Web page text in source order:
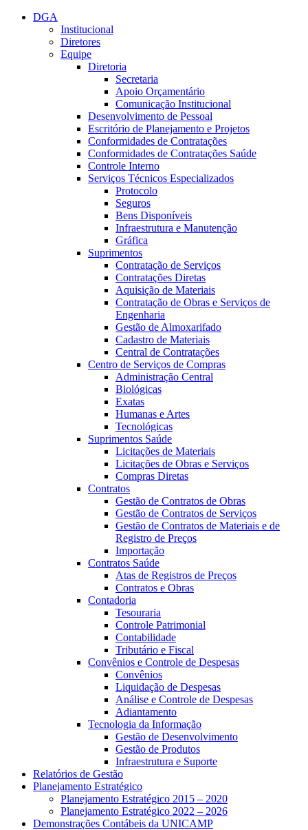
Conteúdo principal
DGA
Institucional
Diretores
Equipe
Diretoria
Secretaria
Apoio Orçamentário
Comunicação Institucional
Desenvolvimento de Pessoal
Escritório de Planejamento e Projetos
Conformidades de Contratações
Conformidades de Contratações Saúde
Controle Interno
Serviços Técnicos Especializados
Protocolo
Seguros
Bens Disponíveis
Infraestrutura e Manutenção
Gráfica
Suprimentos
Contratação de Serviços
Contratações Diretas
Aquisição de Materiais
Contratação de Obras e Serviços de
Engenharia
Gestão de Almoxarifado
Cadastro de Materiais
Central de Contratações
Centro de Serviços de Compras
Administração Central
Biológicas
Exatas
Humanas e Artes
Tecnológicas
Suprimentos Saúde
Licitações de Materiais
Licitações de Obras e Serviços
Compras Diretas
Contratos
Gestão de Contratos de Obras
Gestão de Contratos de Serviços
Gestão de Contratos de Materiais e de
Registro de Preços
Importação
Contratos Saúde
Atas de Registros de Preços
Contratos e Obras
Contadoria
Tesouraria
Controle Patrimonial
Contabilidade
Tributário e Fiscal
Convênios e Controle de Despesas
Convênios
Liquidação de Despesas
Análise e Controle de Despesas
Adiantamento
Tecnologia da Informação
Gestão de Desenvolvimento
Gestão de Produtos
Infraestrutura e Suporte
Relatórios de Gestão
Planejamento Estratégico
Planejamento Estratégico 2015 – 2020
Planejamento Estratégico 2022 – 2026
Demonstrações Contábeis da UNICAMP